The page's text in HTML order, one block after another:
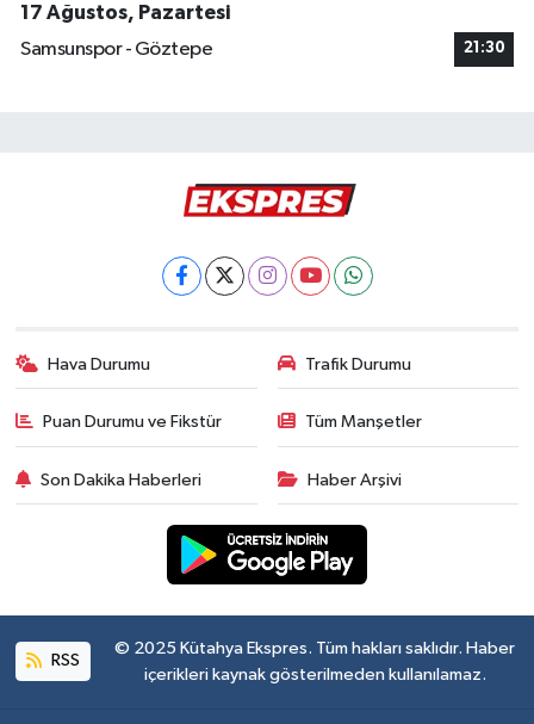
17 Ağustos, Pazartesi
Samsunspor - Göztepe
21:30
Hava Durumu Trafik Durumu
Puan Durumu ve Fikstür Tüm Manşetler
Son Dakika Haberleri Haber Arşivi
RSS
© 2025 Kütahya Ekspres. Tüm hakları saklıdır. Haber
içerikleri kaynak gösterilmeden kullanılamaz.